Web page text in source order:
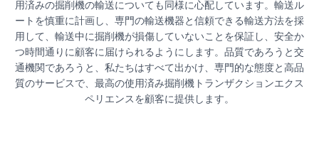
用済みの掘削機の輸送についても同様に心配しています。輸送ル
ートを慎重に計画し、専門の輸送機器と信頼できる輸送方法を採
用して、輸送中に掘削機が損傷していないことを保証し、安全か
つ時間通りに顧客に届けられるようにします。品質であろうと交
通機関であろうと、私たちはすべて出かけ、専門的な態度と高品
質のサービスで、最高の使用済み掘削機トランザクションエクス
ペリエンスを顧客に提供します。